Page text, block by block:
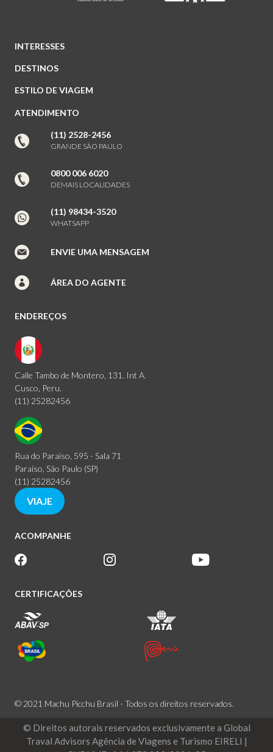
INTERESSES
DESTINOS
ESTILO DE VIAGEM
ATENDIMENTO
(11) 2528-2456
GRANDE SÃO PAULO
0800 006 6020
DEMAIS LOCALIDADES
(11) 98434-3520
WHATSAPP
ENVIE UMA MENSAGEM
ÁREA DO AGENTE
ENDEREÇOS
Calle Tambo de Montero, 131. Int A.
Cusco, Peru.
(11) 25282456
Rua do Paraíso, 595 - Sala 71
Paraíso, São Paulo (SP)
(11) 25282456
VIAJE
ACOMPANHE
CERTIFICAÇÕES
© 2021 Machu Picchu Brasil - Todos os direitos reservados.
© Direitos autorais reservados exclusivamente a Global
Traval Advisors Agência de Viagens e Turismo EIRELI |